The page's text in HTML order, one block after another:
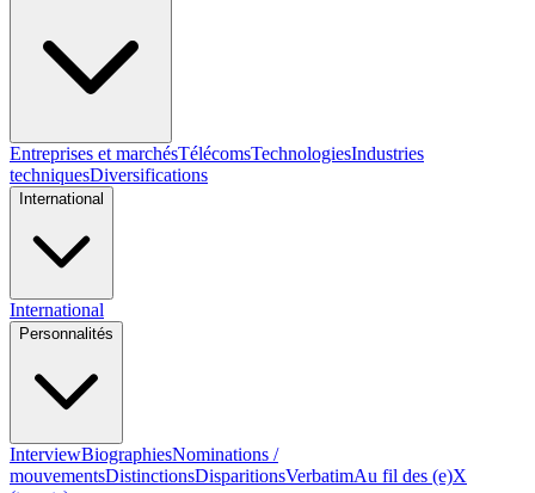
Entreprises et marchésTélécomsTechnologiesIndustries
techniquesDiversifications
International
International
Personnalités
InterviewBiographiesNominations /
mouvementsDistinctionsDisparitionsVerbatimAu fil des (e)X